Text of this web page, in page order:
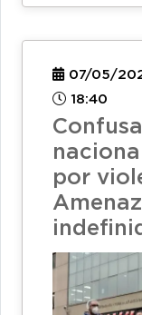
07/05/
18:40
por